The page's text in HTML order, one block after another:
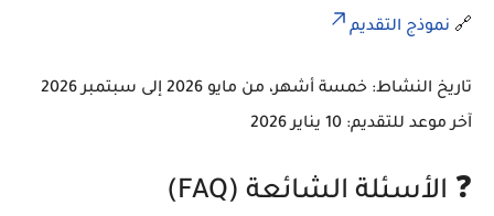
🔗 نموذج التقديم
تاريخ النشاط: خمسة أشهر، من مايو 2026 إلى سبتمبر 2026
آخر موعد للتقديم: 10 يناير 2026
❓ الأسئلة الشائعة (FAQ)